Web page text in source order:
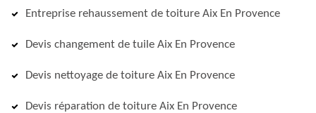
Entreprise rehaussement de toiture Aix En Provence
Devis changement de tuile Aix En Provence
Devis nettoyage de toiture Aix En Provence
Devis réparation de toiture Aix En Provence